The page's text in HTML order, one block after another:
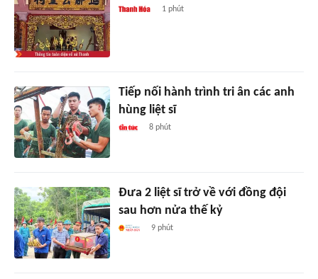
1 phút
Tiếp nối hành trình tri ân các anh
hùng liệt sĩ
8 phút
Đưa 2 liệt sĩ trở về với đồng đội
sau hơn nửa thế kỷ
9 phút